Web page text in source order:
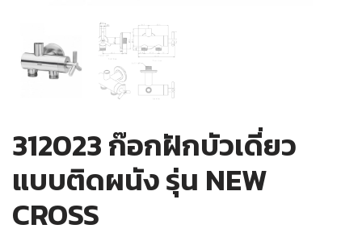
312023 ก๊อกฝักบัวเดี่ยว
แบบติดผนัง รุ่น NEW
CROSS